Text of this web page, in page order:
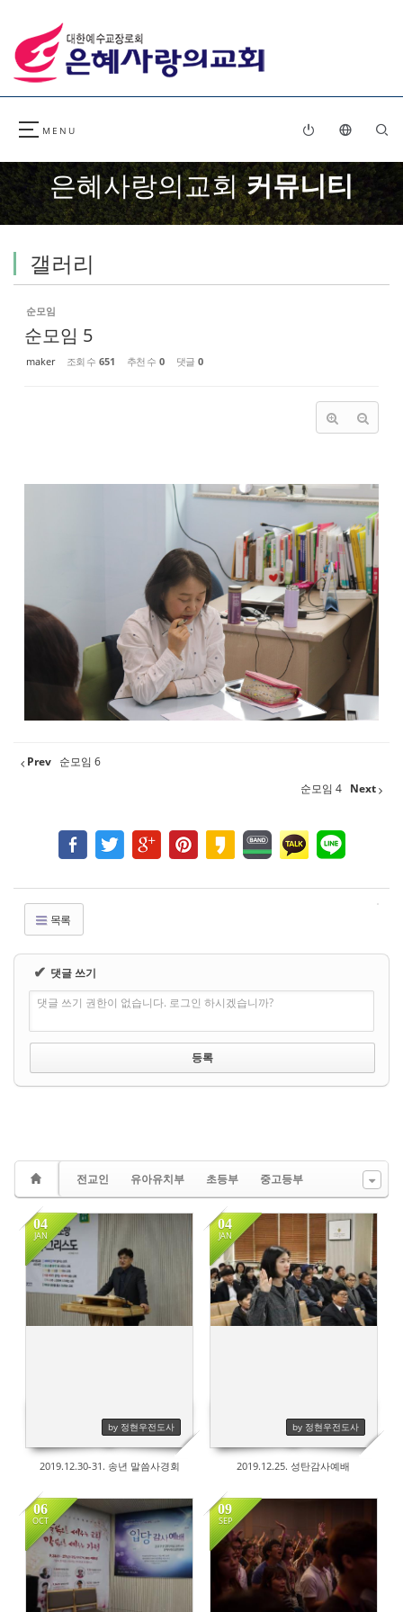
은혜사랑의교회커뮤니티
갤러리
순모임
순모임 5
maker 조회 수 651 추천 수 0 댓글 0
Prev 순모임 6
순모임 4 Next
목록
✔ 댓글 쓰기
댓글 쓰기 권한이 없습니다. 로그인 하시겠습니까?
전교인 유아유치부 초등부 중고등부
04
JAN
by 정현우전도사
735
2019.12.30-31. 송년 말씀사경회
04
JAN
by 정현우전도사
776
2019.12.25. 성탄감사예배
06
OCT
818
09
SEP
712